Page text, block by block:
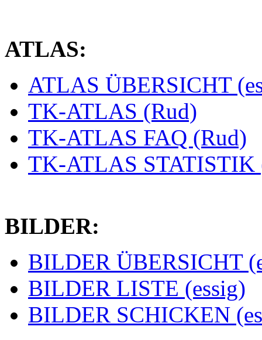
ATLAS:
ATLAS ÜBERSICHT
TK-ATLAS (Rud)
TK-ATLAS FAQ (Rud)
TK-ATLAS STATISTIK
BILDER:
BILDER ÜBERSICHT
BILDER LISTE (essig)
BILDER SCHICKEN